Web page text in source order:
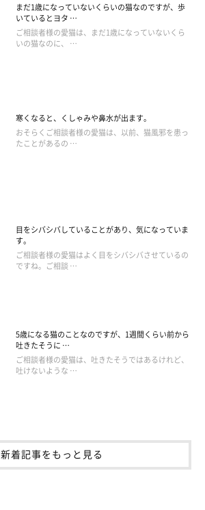
まだ1歳になっていないくらいの猫なのですが、歩
いているとヨタ …
ご相談者様の愛猫は、まだ1歳になっていないくら
いの猫なのに、 …
寒くなると、くしゃみや鼻水が出ます。
おそらくご相談者様の愛猫は、以前、猫風邪を患っ
たことがあるの …
目をシバシバしていることがあり、気になっていま
す。
ご相談者様の愛猫はよく目をシバシバさせているの
ですね。ご相談 …
5歳になる猫のことなのですが、1週間くらい前から
吐きたそうに …
ご相談者様の愛猫は、吐きたそうではあるけれど、
吐けないような …
新着記事をもっと見る